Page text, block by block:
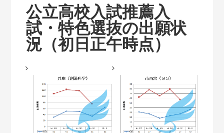
公立高校入試推薦入
試・特色選抜の出願状
況（初日正午時点）